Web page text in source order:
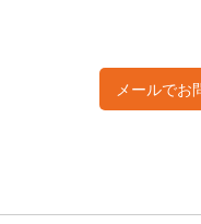
メールでお